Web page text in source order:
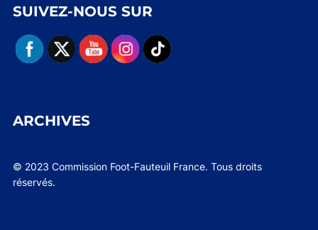
SUIVEZ-NOUS SUR
ARCHIVES
© 2023 Commission Foot-Fauteuil France. Tous droits
réservés.